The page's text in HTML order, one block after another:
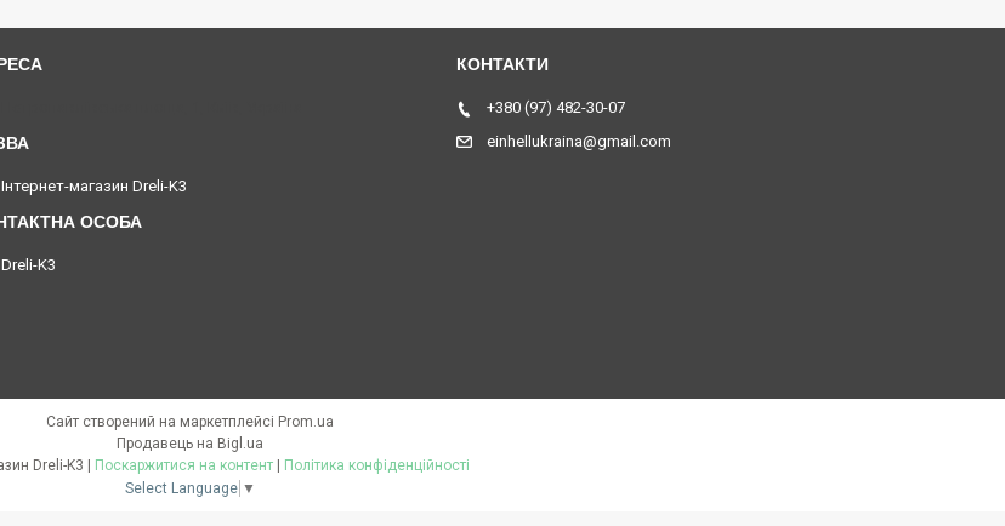
Інтернет-магазин Dreli-K3
Dreli-K3
+380 (97) 482-30-07
einhellukraina@gmail.com
Сайт створений на маркетплейсі Prom.ua
Продавець на Bigl.ua
Інтернет-магазин Dreli-K3 | Поскаржитися на контент | Політика конфіденційності
Select Language ▼